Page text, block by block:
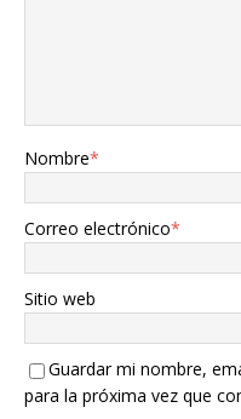
Nombre*
Correo electrónico*
Sitio web
Guardar mi nombre,
para la próxima vez que